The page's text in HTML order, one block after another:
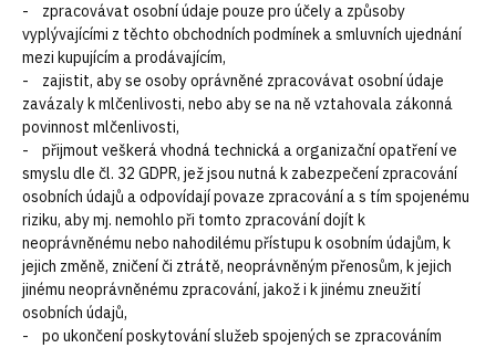
- zpracovávat osobní údaje pouze pro účely a způsoby
vyplývajícími z těchto obchodních podmínek a smluvních ujednání
mezi kupujícím a prodávajícím,
- zajistit, aby se osoby oprávněné zpracovávat osobní údaje
zavázaly k mlčenlivosti, nebo aby se na ně vztahovala zákonná
povinnost mlčenlivosti,
- přijmout veškerá vhodná technická a organizační opatření ve
smyslu dle čl. 32 GDPR, jež jsou nutná k zabezpečení zpracování
osobních údajů a odpovídají povaze zpracování a s tím spojenému
riziku, aby mj. nemohlo při tomto zpracování dojít k
neoprávněnému nebo nahodilému přístupu k osobním údajům, k
jejich změně, zničení či ztrátě, neoprávněným přenosům, k jejich
jinému neoprávněnému zpracování, jakož i k jinému zneužití
osobních údajů,
- po ukončení poskytování služeb spojených se zpracováním